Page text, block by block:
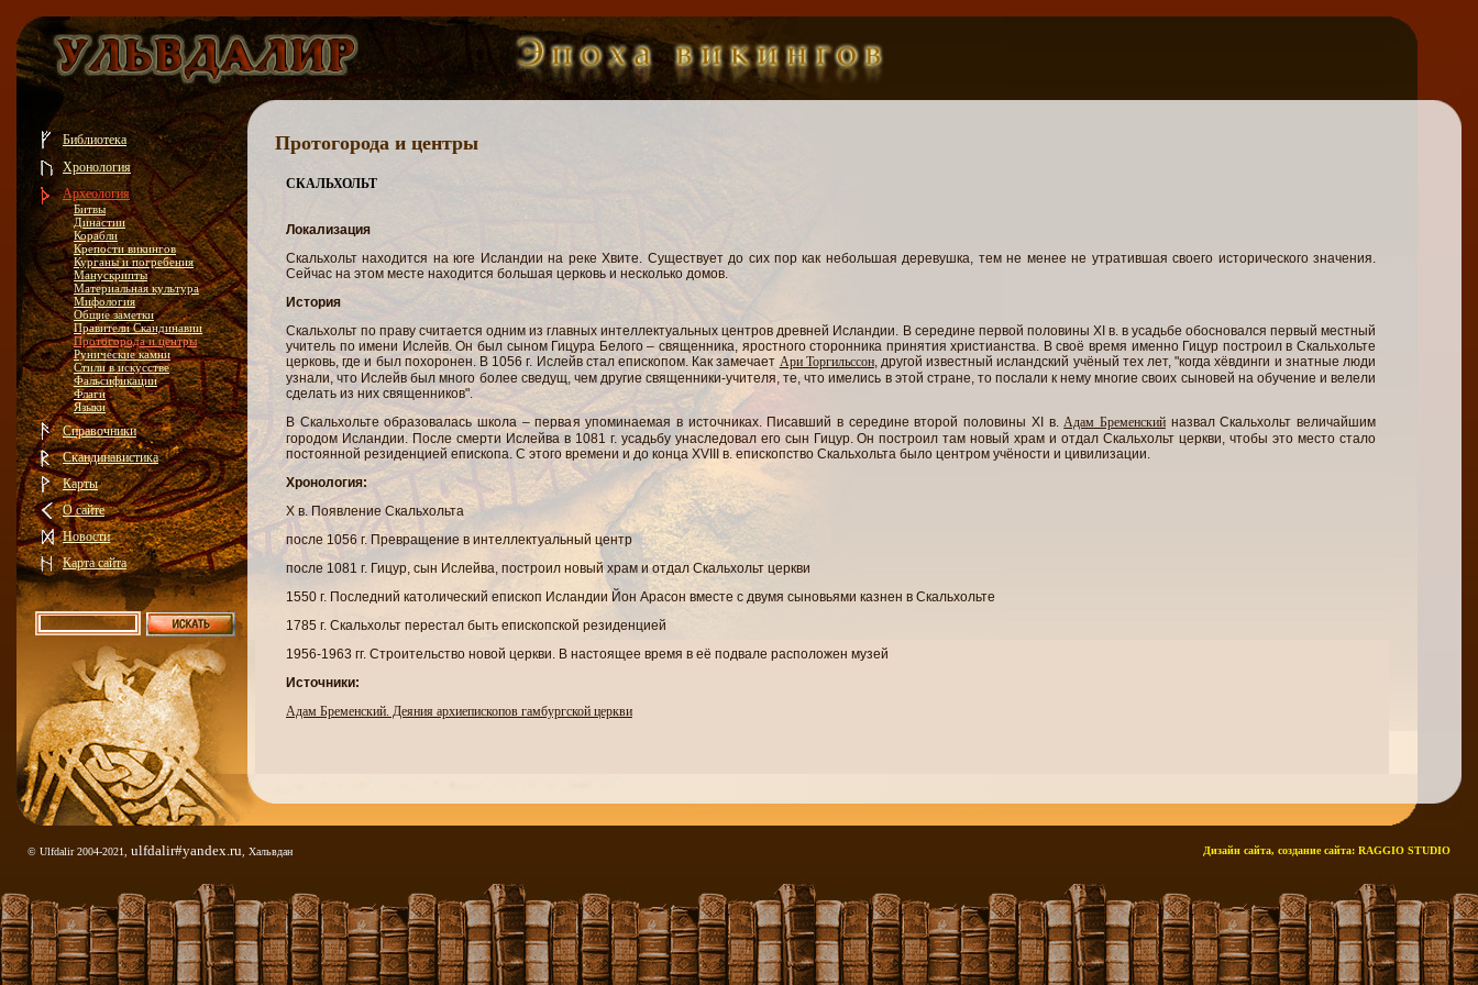
Библиотека
Хронология
Археология
Битвы
Династии
Корабли
Крепости викингов
Курганы и погребения
Манускрипты
Материальная культура
Мифология
Общие заметки
Правители Скандинавии
Протогорода и центры
Рунические камни
Стили в искусстве
Фальсификации
Флаги
Языки
Справочники
Скандинавистика
Карты
О сайте
Новости
Карта сайта
© Ulfdalir 2004-2021, ulfdalir#yandex.ru , Хальвдан Дизайн сайта, создание сайта: RAGGIO STUDIO
Протогорода и центры
СКАЛЬХОЛЬТ
Локализация
Скальхольт находится на юге Исландии на реке Хвите. Существует до сих пор как небольшая деревушка, тем не менее не утратившая своего исторического значения.
Сейчас на этом месте находится большая церковь и несколько домов.
История
Скальхольт по праву считается одним из главных интеллектуальных центров древней Исландии. В середине первой половины XI в. в усадьбе обосновался первый местный
учитель по имени Ислейв. Он был сыном Гицура Белого – священника, яростного сторонника принятия христианства. В своё время именно Гицур построил в Скальхольте
церковь, где и был похоронен. В 1056 г. Ислейв стал епископом. Как замечает Ари Торгильссон, другой известный исландский учёный тех лет, "когда хёвдинги и знатные люди
узнали, что Ислейв был много более сведущ, чем другие священники-учителя, те, что имелись в этой стране, то послали к нему многие своих сыновей на обучение и велели
сделать из них священников".
В Скальхольте образовалась школа – первая упоминаемая в источниках. Писавший в середине второй половины XI в.Адам Бременскийназвал Скальхольт величайшим
городом Исландии. После смерти Ислейва в 1081 г. усадьбу унаследовал его сын Гицур. Он построил там новый храм и отдал Скальхольт церкви, чтобы это место стало
постоянной резиденцией епископа. С этого времени и до конца XVIII в. епископство Скальхольта было центром учёности и цивилизации.
Хронология:
X в. Появление Скальхольта
после 1056 г. Превращение в интеллектуальный центр
после 1081 г. Гицур, сын Ислейва, построил новый храм и отдал Скальхольт церкви
1550 г. Последний католический епископ Исландии Йон Арасон вместе с двумя сыновьями казнен в Скальхольте
1785 г. Скальхольт перестал быть епископской резиденцией
1956-1963 гг. Строительство новой церкви. В настоящее время в её подвале расположен музей
Источники:
Адам Бременский. Деяния архиепископов гамбургской церкви